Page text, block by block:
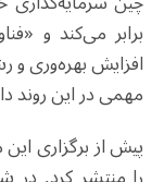
برابر می‌کند و
افزایش بهره‌وری و
مهمی در این روند